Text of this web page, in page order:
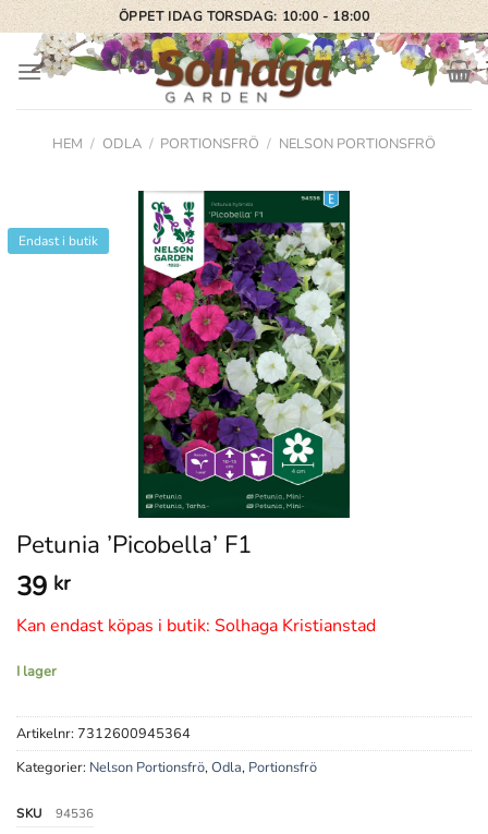
Skip
to
content
ÖPPET IDAG TORSDAG: 10:00 - 18:00
HEM / ODLA / PORTIONSFRÖ / NELSON PORTIONSFRÖ
Endast i butik
Petunia ’Picobella’ F1
39 kr
Kan endast köpas i butik: Solhaga Kristianstad
I lager
Artikelnr: 7312600945364
Kategorier: Nelson Portionsfrö,Odla, Portionsfrö
SKU 94536